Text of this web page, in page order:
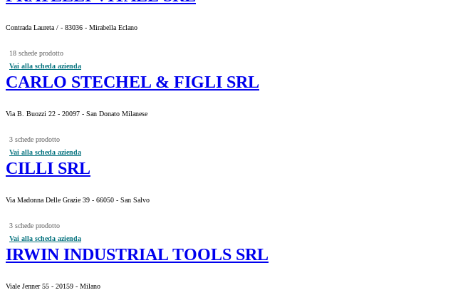
Contrada Laureta / - 83036 - Mirabella Eclano
18 schede prodotto
Vai alla scheda azienda
CARLO STECHEL & FIGLI SRL
Via B. Buozzi 22 - 20097 - San Donato Milanese
3 schede prodotto
Vai alla scheda azienda
CILLI SRL
Via Madonna Delle Grazie 39 - 66050 - San Salvo
3 schede prodotto
Vai alla scheda azienda
IRWIN INDUSTRIAL TOOLS SRL
Viale Jenner 55 - 20159 - Milano